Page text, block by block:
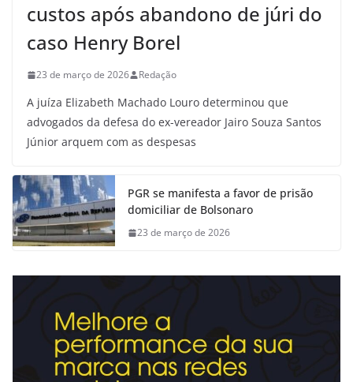
custos após abandono de júri do
caso Henry Borel
23 de março de 2026 Redação
A juíza Elizabeth Machado Louro determinou que
advogados da defesa do ex-vereador Jairo Souza Santos
Júnior arquem com as despesas
PGR se manifesta a favor de prisão
domiciliar de Bolsonaro
23 de março de 2026